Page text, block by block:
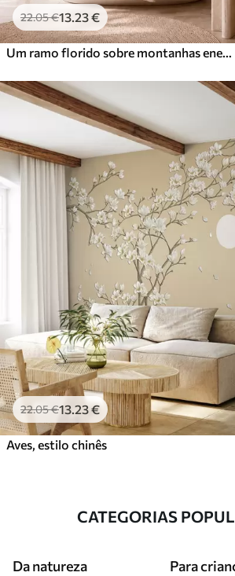
22.05€13 .23€
22.05€13 .23€
Aves, estilo chinês
CATEGORIAS
Da natureza
Para